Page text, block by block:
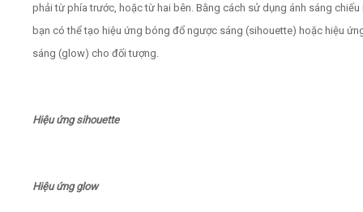
phải từ phía trước, hoặc từ hai bên. Bằng cách sử dụng ánh sáng chiếu
bạn có thể tạo hiệu ứng bóng đổ ngược sáng (sihouette) hoặc hiệu
sáng (glow) cho đối tượng.
Hiệu ứng sihouette
Hiệu ứng glow